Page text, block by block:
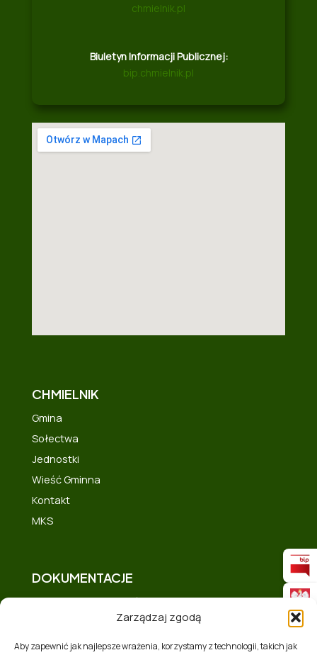
Zarządzaj zgodą
Aby zapewnić jak najlepsze wrażenia, korzystamy z technologii, takich jak
chmielnik.pl
Biuletyn Informacji Publicznej:
bip.chmielnik.pl
CHMIELNIK
Gmina
Sołectwa
Jednostki
Wieść Gminna
Kontakt
MKS
DOKUMENTACJE
Deklaracja dostępności
Polityka prywatności
Mapa strony